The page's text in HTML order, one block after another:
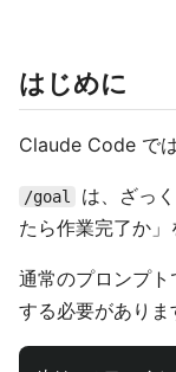
はじめに
Claude Code では
/goal
は、ざっ
たら作業完了か」
通常のプロンプ
する必要がありま